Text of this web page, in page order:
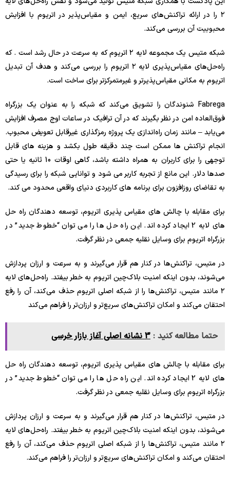
۲ را در ارائه تراکنش‌های سریع، ایمن و مقیاس‌پذیر در اتریوم با افزایش
محبوبیت آن بررسی می‌کند.
شبکه متیس یک مجموعه لایه ۲ اتریوم که به سرعت در حال رشد است . که
راه‌حل‌های مقیاس‌پذیری لایه ۲ اتریوم را بررسی می‌کند و هدف آن تبدیل
اتریوم به مکانی مقیاس‌پذیرتر و غیرمتمرکزتر برای ساخت است.
Fabrega شنوندگان را تشویق می‌کند که شبکه را به عنوان یک بزرگراه
فوق‌العاده امن در نظر بگیرند که در آن ترافیک در ساعات اوج مصرف افزایش
می‌یابد – مانند زمان راه‌اندازی یک پروژه رمزگذاری غیرقابل تعویض محبوب.
انجام تراکنش ها ممکن است چند دقیقه طول بکشد و هزینه های قابل
توجهی را برای کاربران به همراه داشته باشد، گاهی اوقات 10 ثانیه یا حتی
صدها دلار. این مانع از تجربه کاربر می شود و توانایی شبکه را برای رسیدگی
به تقاضای روزافزون برای برنامه های کاربردی دنیای واقعی محدود می کند.
برای مقابله با چالش های مقیاس پذیری اتریوم، توسعه دهندگان راه حل
های لایه 2 ایجاد کرده اند. این راه حل ها را می توان “خطوط جدید” در
بزرگراه اتریوم برای وسایل نقلیه جمعی در نظر گرفت.
در متیس، تراکنش‌ها در کنار هم قرار می‌گیرند و به سرعت و ارزان پردازش
می‌شوند، بدون اینکه امنیت بلاک‌چین اتریوم به خطر بیفتد. راه‌حل‌های لایه
۲ مانند متیس، تراکنش‌ها را از شبکه اصلی اتریوم حذف می‌کند، آن را رفع
احتقان می‌کند و امکان تراکنش‌های سریع‌تر و ارزان‌تر را فراهم می‌کند
حتما مطالعه کنید : 3 نشانه اصلی آغاز بازار خرسی
برای مقابله با چالش های مقیاس پذیری اتریوم، توسعه دهندگان راه حل
های لایه 2 ایجاد کرده اند. این راه حل ها را می توان “خطوط جدید” در
بزرگراه اتریوم برای وسایل نقلیه جمعی در نظر گرفت.
در متیس، تراکنش‌ها در کنار هم قرار می‌گیرند و به سرعت و ارزان پردازش
می‌شوند، بدون اینکه امنیت بلاک‌چین اتریوم به خطر بیفتد. راه‌حل‌های لایه
۲ مانند متیس، تراکنش‌ها را از شبکه اصلی اتریوم حذف می‌کند، آن را رفع
احتقان می‌کند و امکان تراکنش‌های سریع‌تر و ارزان‌تر را فراهم می‌کند.